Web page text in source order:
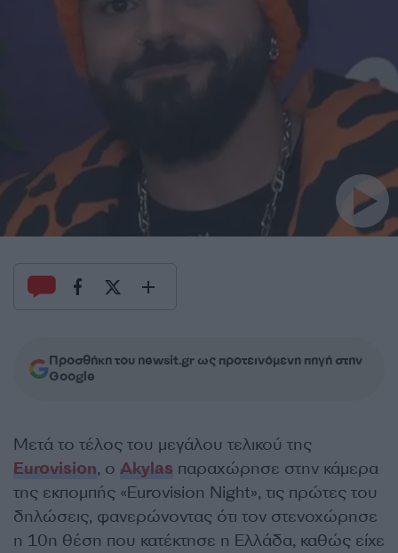
Προσθήκη του newsit.gr ως προτεινόμενη πηγή στην
Google
Μετά το τέλος του μεγάλου τελικού της
Eurovision, ο Akylas παραχώρησε στην κάμερα
της εκπομπής «Eurovision Νight», τις πρώτες του
δηλώσεις, φανερώνοντας ότι τον στενοχώρησε
η 10η θέση που κατέκτησε η Ελλάδα, καθώς είχε